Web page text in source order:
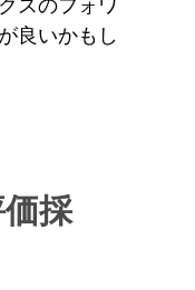
スのフォワ
良いかもし
採